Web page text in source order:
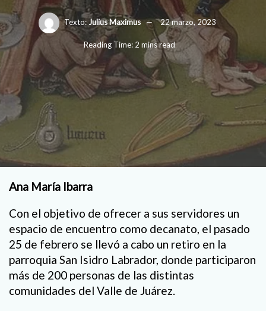
Texto: Julius Maximus 22 marzo, 2023
Reading Time: 2 mins read
Ana María Ibarra
Con el objetivo de ofrecer a sus servidores un
espacio de encuentro como decanato, el pasado
25 de febrero se llevó a cabo un retiro en la
parroquia San Isidro Labrador, donde participaron
más de 200 personas de las distintas
comunidades del Valle de Juárez.